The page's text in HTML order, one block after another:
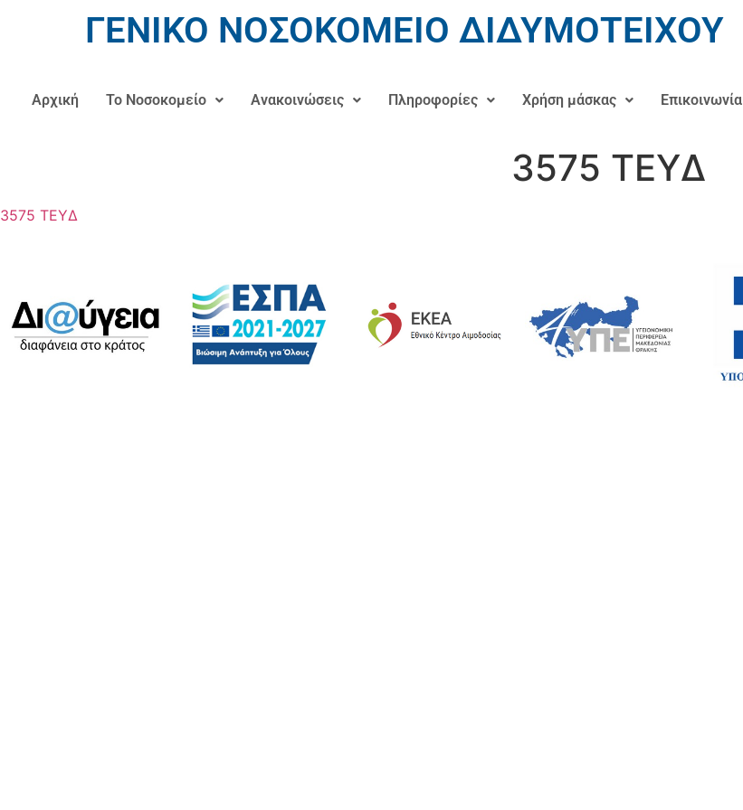
ΓΕΝΙΚΟ ΝΟΣΟΚΟΜΕΙΟ ΔΙΔΥΜΟΤΕΙΧΟΥ
Αρχική Το Νοσοκομείο Ανακοινώσεις Πληροφορίες Χρήση μάσκας Επικοινωνία
3575 ΤΕΥΔ
3575 ΤΕΥΔ